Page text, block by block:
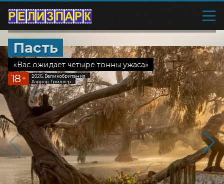
Пасть
«Вас ожидает четыре тонны ужаса»
18 +
2026, Великобритания
Хоррор, Триллер